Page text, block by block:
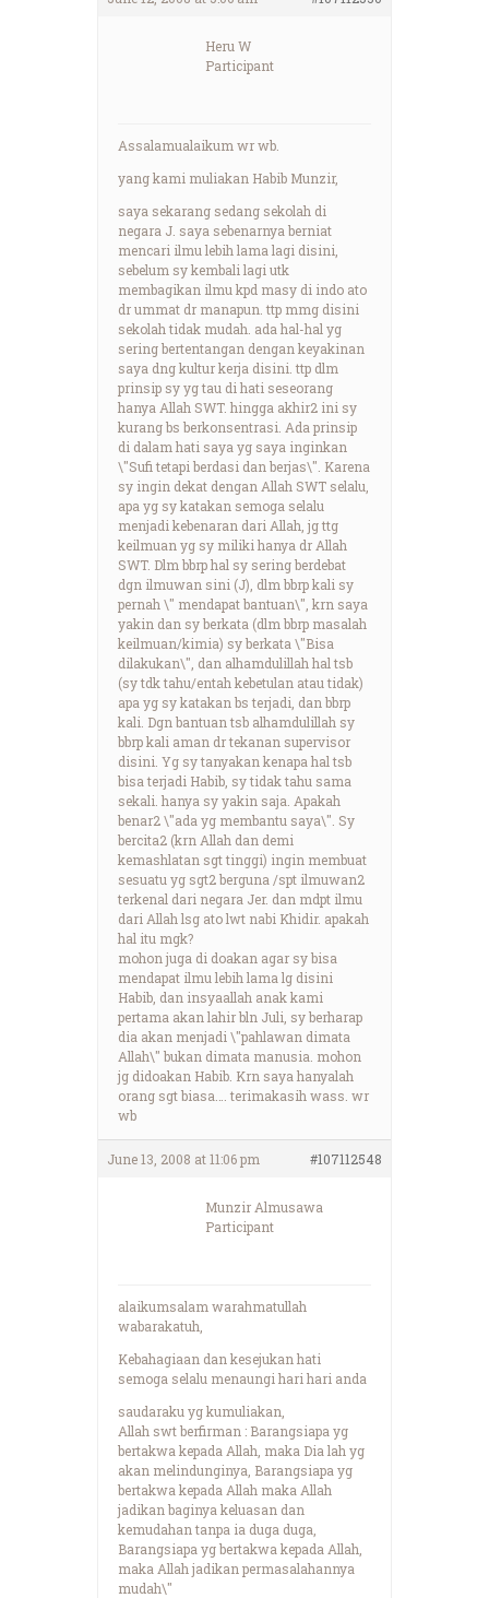
Heru W
Participant
Assalamualaikum wr wb.
yang kami muliakan Habib Munzir,
saya sekarang sedang sekolah di
negara J. saya sebenarnya berniat
mencari ilmu lebih lama lagi disini,
sebelum sy kembali lagi utk
membagikan ilmu kpd masy di indo ato
dr ummat dr manapun. ttp mmg disini
sekolah tidak mudah. ada hal-hal yg
sering bertentangan dengan keyakinan
saya dng kultur kerja disini. ttp dlm
prinsip sy yg tau di hati seseorang
hanya Allah SWT. hingga akhir2 ini sy
kurang bs berkonsentrasi. Ada prinsip
di dalam hati saya yg saya inginkan
\"Sufi tetapi berdasi dan berjas\". Karena
sy ingin dekat dengan Allah SWT selalu,
apa yg sy katakan semoga selalu
menjadi kebenaran dari Allah, jg ttg
keilmuan yg sy miliki hanya dr Allah
SWT. Dlm bbrp hal sy sering berdebat
dgn ilmuwan sini (J), dlm bbrp kali sy
pernah \" mendapat bantuan\", krn saya
yakin dan sy berkata (dlm bbrp masalah
keilmuan/kimia) sy berkata \"Bisa
dilakukan\", dan alhamdulillah hal tsb
(sy tdk tahu/entah kebetulan atau tidak)
apa yg sy katakan bs terjadi, dan bbrp
kali. Dgn bantuan tsb alhamdulillah sy
bbrp kali aman dr tekanan supervisor
disini. Yg sy tanyakan kenapa hal tsb
bisa terjadi Habib, sy tidak tahu sama
sekali. hanya sy yakin saja. Apakah
benar2 \"ada yg membantu saya\". Sy
bercita2 (krn Allah dan demi
kemashlatan sgt tinggi) ingin membuat
sesuatu yg sgt2 berguna /spt ilmuwan2
terkenal dari negara Jer. dan mdpt ilmu
dari Allah lsg ato lwt nabi Khidir. apakah
hal itu mgk?
mohon juga di doakan agar sy bisa
mendapat ilmu lebih lama lg disini
Habib, dan insyaallah anak kami
pertama akan lahir bln Juli, sy berharap
dia akan menjadi \"pahlawan dimata
Allah\" bukan dimata manusia. mohon
jg didoakan Habib. Krn saya hanyalah
orang sgt biasa…. terimakasih wass. wr
wb
June 13, 2008 at 11:06 pm #107112548
Munzir Almusawa
Participant
alaikumsalam warahmatullah
wabarakatuh,
Kebahagiaan dan kesejukan hati
semoga selalu menaungi hari hari anda
saudaraku yg kumuliakan,
Allah swt berfirman : Barangsiapa yg
bertakwa kepada Allah, maka Dia lah yg
akan melindunginya, Barangsiapa yg
bertakwa kepada Allah maka Allah
jadikan baginya keluasan dan
kemudahan tanpa ia duga duga,
Barangsiapa yg bertakwa kepada Allah,
maka Allah jadikan permasalahannya
mudah\"